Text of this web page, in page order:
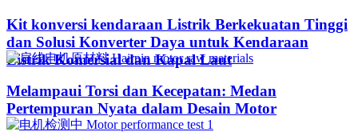
Kit konversi kendaraan Listrik Berkekuatan Tinggi
dan Solusi Konverter Daya untuk Kendaraan
Listrik Komersial dan Kapal Laut
Melampaui Torsi dan Kecepatan: Medan
Pertempuran Nyata dalam Desain Motor